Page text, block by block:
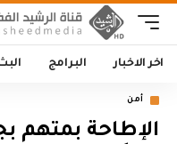
اخر الاخبار البرامج
أمن
الإطاحة بمتهم